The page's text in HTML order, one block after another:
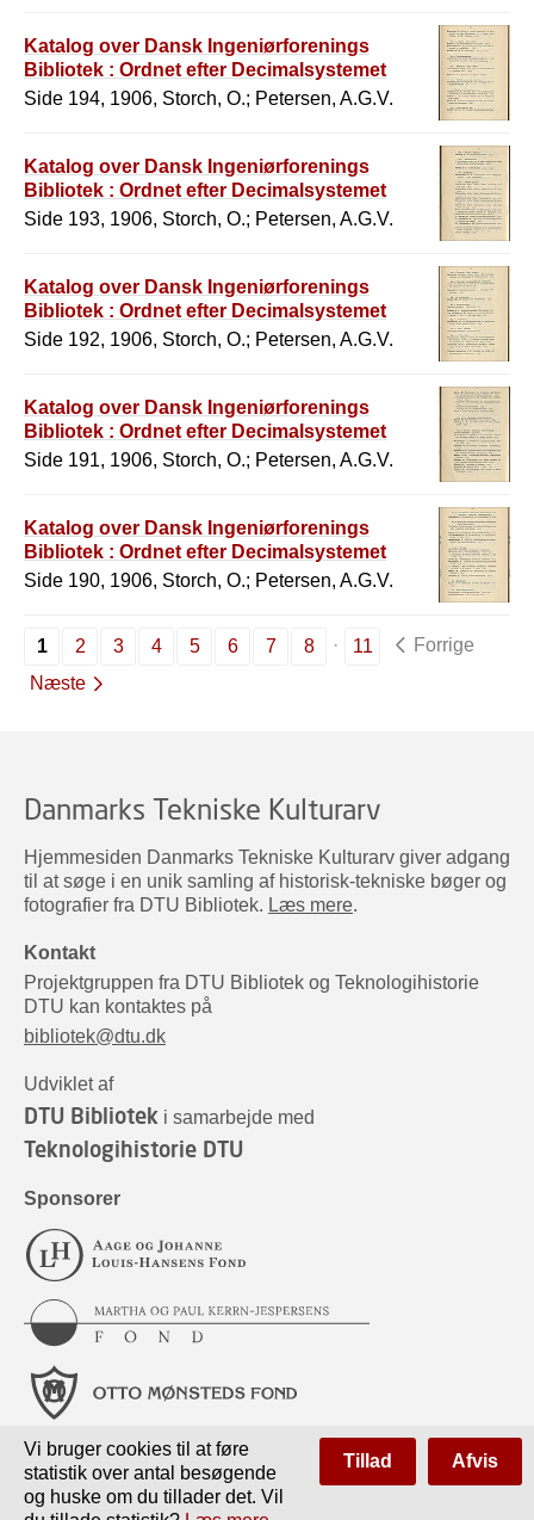
Katalog over Dansk Ingeniørforenings
Bibliotek : Ordnet efter Decimalsystemet
Side 194, 1906, Storch, O.; Petersen, A.G.V.
Katalog over Dansk Ingeniørforenings
Bibliotek : Ordnet efter Decimalsystemet
Side 193, 1906, Storch, O.; Petersen, A.G.V.
Katalog over Dansk Ingeniørforenings
Bibliotek : Ordnet efter Decimalsystemet
Side 192, 1906, Storch, O.; Petersen, A.G.V.
Katalog over Dansk Ingeniørforenings
Bibliotek : Ordnet efter Decimalsystemet
Side 191, 1906, Storch, O.; Petersen, A.G.V.
Katalog over Dansk Ingeniørforenings
Bibliotek : Ordnet efter Decimalsystemet
Side 190, 1906, Storch, O.; Petersen, A.G.V.
1 2 3 4 5 6 7 8 11
Forrige
Næste
Danmarks Tekniske Kulturarv
Hjemmesiden Danmarks Tekniske Kulturarv giver adgang
til at søge i en unik samling af historisk-tekniske bøger og
fotografier fra DTU Bibliotek. Læs mere.
Kontakt
Projektgruppen fra DTU Bibliotek og Teknologihistorie
DTU kan kontaktes på
bibliotek@dtu.dk
Udviklet af
DTU Bibliotek i samarbejde med
Teknologihistorie DTU
Sponsorer
Vi bruger cookies til at føre
statistik over antal besøgende
og huske om du tillader det. Vil
Tillad Afvis